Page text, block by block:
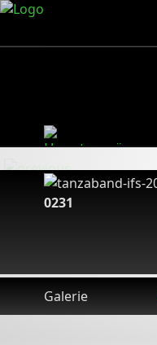
0231
Galerie